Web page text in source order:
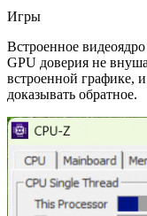
Игры
Встроенное
GPU доверия не
встроенной графике,
доказывать обратное.